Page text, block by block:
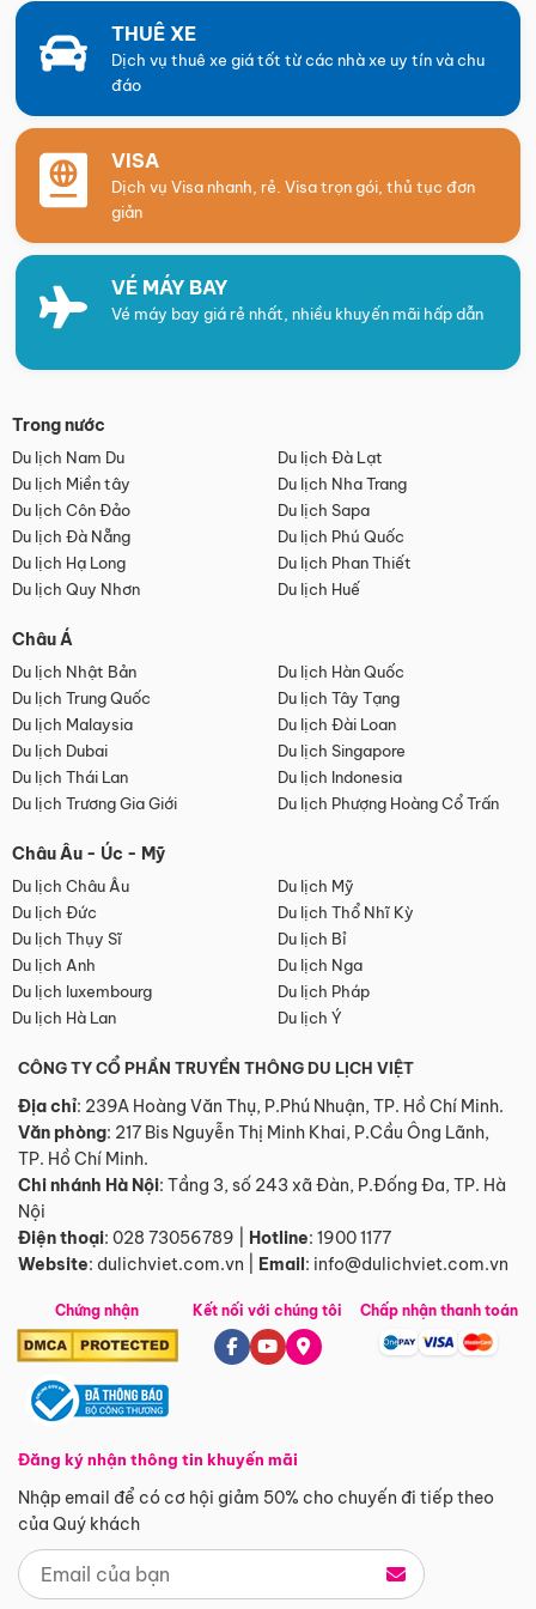
THUÊ XE
Dịch vụ thuê xe giá tốt từ các nhà xe uy tín và chu
đáo
VISA
Dịch vụ Visa nhanh, rẻ. Visa trọn gói, thủ tục đơn
giản
VÉ MÁY BAY
Vé máy bay giá rẻ nhất, nhiều khuyến mãi hấp dẫn
Trong nước
Du lịch Nam Du
Du lịch Đà Lạt
Du lịch Miền tây
Du lịch Nha Trang
Du lịch Côn Đảo
Du lịch Sapa
Du lịch Đà Nẵng
Du lịch Phú Quốc
Du lịch Hạ Long
Du lịch Phan Thiết
Du lịch Quy Nhơn
Du lịch Huế
Châu Á
Du lịch Nhật Bản
Du lịch Hàn Quốc
Du lịch Trung Quốc
Du lịch Tây Tạng
Du lịch Malaysia
Du lịch Đài Loan
Du lịch Dubai
Du lịch Singapore
Du lịch Thái Lan
Du lịch Indonesia
Du lịch Trương Gia Giới
Du lịch Phượng Hoàng Cổ Trấn
Châu Âu - Úc - Mỹ
Du lịch Châu Âu
Du lịch Mỹ
Du lịch Đức
Du lịch Thổ Nhĩ Kỳ
Du lịch Thụy Sĩ
Du lịch Bỉ
Du lịch Anh
Du lịch Nga
Du lịch luxembourg
Du lịch Pháp
Du lịch Hà Lan
Du lịch Ý
CÔNG TY CỔ PHẦN TRUYỀN THÔNG DU LỊCH VIỆT
Địa chỉ: 239A Hoàng Văn Thụ, P.Phú Nhuận, TP. Hồ Chí Minh.
Văn phòng: 217 Bis Nguyễn Thị Minh Khai, P.Cầu Ông Lãnh,
TP. Hồ Chí Minh.
Chi nhánh Hà Nội: Tầng 3, số 243 xã Đàn, P.Đống Đa, TP. Hà
Nội
Điện thoại: 028 73056789 Hotline: 1900 1177
Website: dulichviet.com.vn Email: info@dulichviet.com.vn
Chứng nhận
Đăng ký nhận thông tin khuyến mãi
Nhập email để có cơ hội giảm 50% cho chuyến đi tiếp theo
của Quý khách
Kết nối với chúng tôi Chấp nhận thanh toán